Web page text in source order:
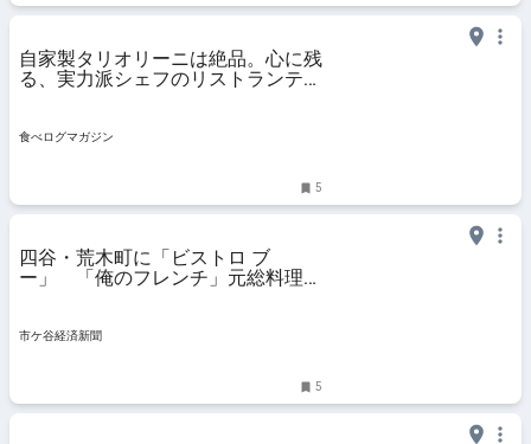
自家製タリオリーニは絶品。心に残
る、実力派シェフのリストランテ
食べログマガジン
5
四谷・荒木町に「ビストロ ブ
ー」 「俺のフレンチ」元総料理長
市ケ谷経済新聞
5